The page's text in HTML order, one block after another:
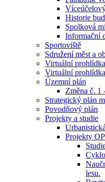
Historie
Spolková
Informační
Sportoviště
Sdružení měst a
Virtuální
Virtuální
Územní plán
Změna č. 1
Strategický plán
Povodňový plán
Projekty a studie
Projekty
lesu.